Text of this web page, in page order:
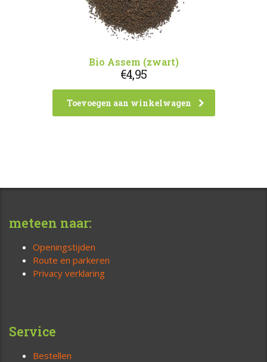
Bio Assem (zwart)
€4,95
Toevoegen aan winkelwagen
meteen naar:
Openingstijden
Route en parkeren
Privacy verklaring
Service
Bestellen